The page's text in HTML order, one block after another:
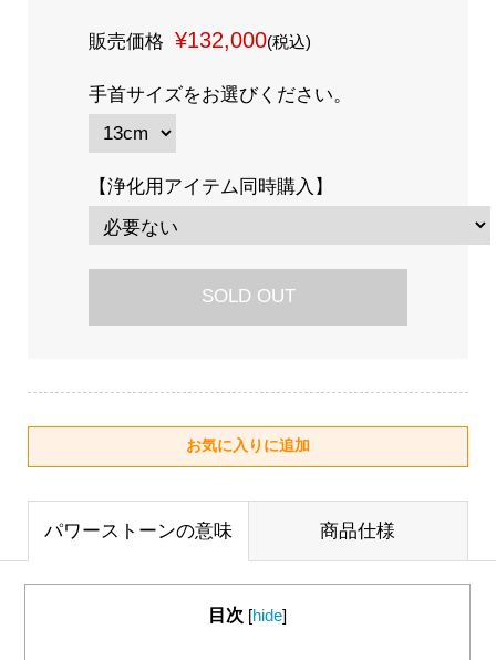
販売価格 ¥132,000(税込)
手首サイズをお選びください。
【浄化用アイテム同時購入】
SOLD OUT
パワーストーンの意味 商品仕様
目次 [hide]